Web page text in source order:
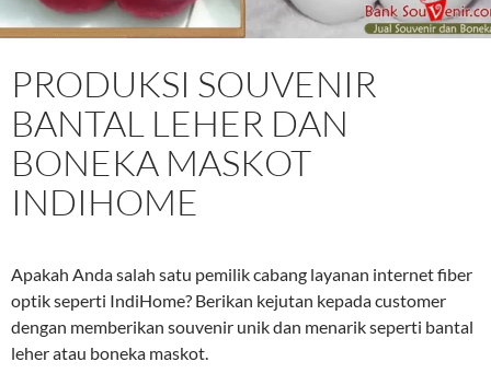
PRODUKSI SOUVENIR
BANTAL LEHER DAN
BONEKA MASKOT
INDIHOME
Apakah Anda salah satu pemilik cabang layanan internet fiber
optik seperti IndiHome? Berikan kejutan kepada customer
dengan memberikan souvenir unik dan menarik seperti bantal
leher atau boneka maskot.